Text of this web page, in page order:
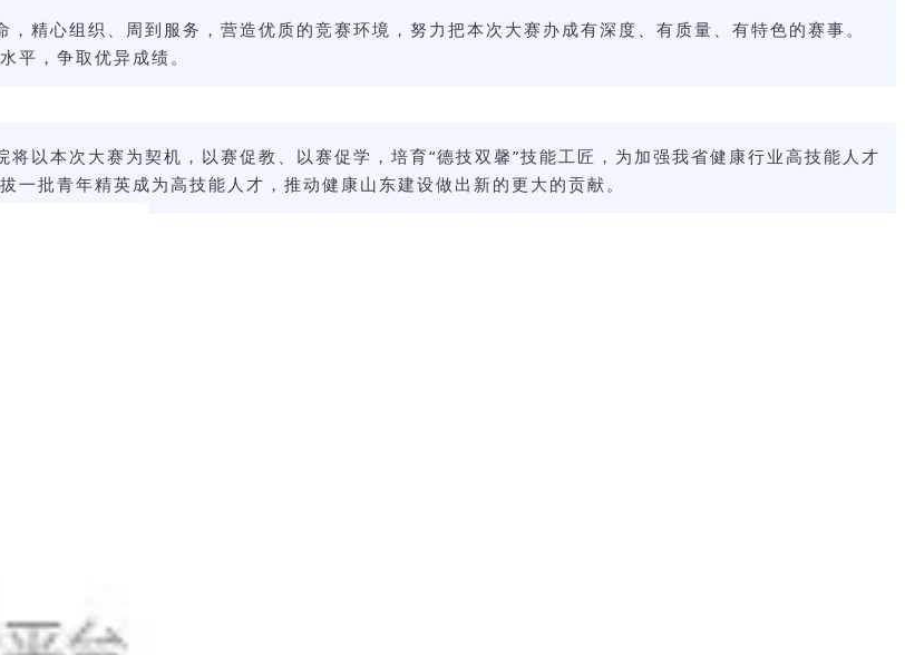
精心组织、周到服务，营造优质的竞赛环境，努力把本次大赛办成有深度、有质量、有特色的赛事。
平，争取优异成绩。
以本次大赛为契机， 以赛促教、以赛促学， 培育“德技双馨”技能工匠， 为加强我省健康行业高技能人才
批青年精英成为高技能人才，推动健康山东建设做出新的更大的贡献。